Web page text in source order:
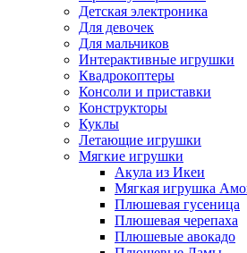
Детская электроника
Для девочек
Для мальчиков
Интерактивные игрушки
Квадрокоптеры
Консоли и приставки
Конструкторы
Куклы
Летающие игрушки
Мягкие игрушки
Акула из Икеи
Мягкая игрушка
Плюшевая гусеница
Плюшевая черепаха
Плюшевые авокадо